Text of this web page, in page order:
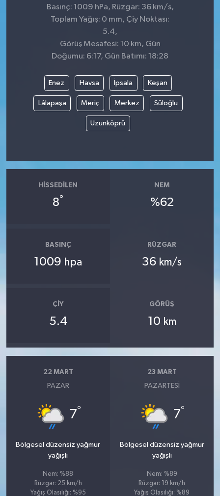
Basınç: 1009 hPa, Rüzgar: 36 km/s,
Toplam Yağış: 0 mm, Çiy Noktası:
5.4,
Görüş Mesafesi: 10 km, Gün
Doğumu: 6:17, Gün Batımı: 18:28
Enez Havsa İpsala Keşan
Lâlapaşa Meriç Merkez Süloğlu
Uzunköprü
HISSEDILEN
8°
NEM
%62
BASINÇ
1009 hpa
RÜZGAR
36 km/s
ÇIY
5.4
GÖRÜŞ
10 km
22 MART
PAZAR
7°
Bölgesel düzensiz yağmur
yağışlı
Nem: %88
Rüzgar: 25 km/h
Yağış Olasılığı: %95
23 MART
PAZARTESI
7°
Bölgesel düzensiz yağmur
yağışlı
Nem: %89
Rüzgar: 19 km/h
Yağış Olasılığı: %89